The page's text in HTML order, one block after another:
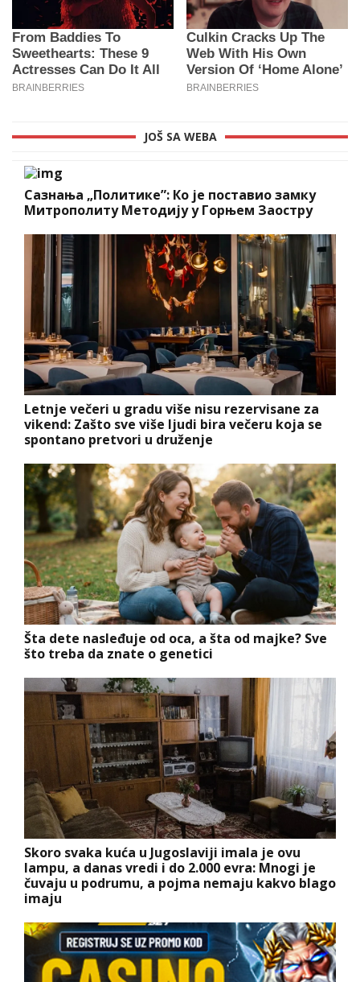
JOŠ SA WEBA
Сазнања „Политике”: Ко је поставио замку
Митрополиту Методију у Горњем Заостру
Letnje večeri u gradu više nisu rezervisane za
vikend: Zašto sve više ljudi bira večeru koja se
spontano pretvori u druženje
Šta dete nasleđuje od oca, a šta od majke? Sve
što treba da znate o genetici
Skoro svaka kuća u Jugoslaviji imala je ovu
lampu, a danas vredi i do 2.000 evra: Mnogi je
čuvaju u podrumu, a pojma nemaju kakvo blago
imaju